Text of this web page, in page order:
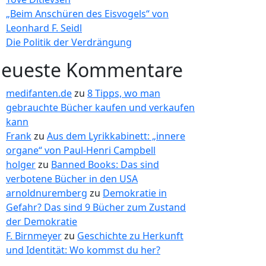
„Beim Anschüren des Eisvogels“ von
Leonhard F. Seidl
Die Politik der Verdrängung
Kommentare
medifanten.dezu 8 Tipps, wo man
gebrauchte Bücher kaufen und verkaufen
kann
Frankzu Aus dem Lyrikkabinett: „innere
organe“ von Paul-Henri Campbell
holgerzu Banned Books: Das sind
verbotene Bücher in den USA
arnoldnuremberg zu Demokratie in
Gefahr? Das sind 9 Bücher zum Zustand
der Demokratie
F. Birnmeyerzu Geschichte zu Herkunft
und Identität: Wo kommst du her?